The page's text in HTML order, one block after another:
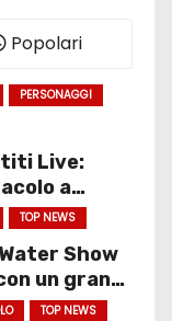
Popolari
PERSONAGGI
Live:
a
TOP NEWS
Show
un gran
TOP NEWS